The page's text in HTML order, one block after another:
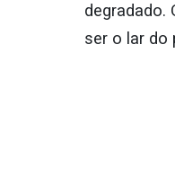
degradado.
ser o lar do